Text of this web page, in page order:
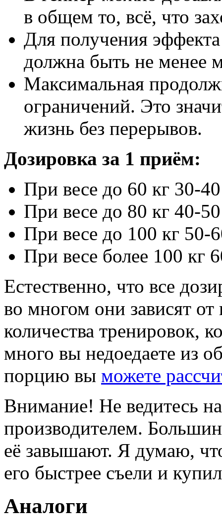
в общем то, всё, что
Для получения
должна быть не менее
Максимальная
ограничений. Это
жизнь без перерывов.
Дозировка за 1 приём:
При весе до 60 кг 30-
При весе до 80 кг 40-
При весе до 100 кг 50-
При весе более 100 кг
Естественно, что все
во многом они зависят
количества тренировок,
много вы недоедаете из
порцию вы можете
Внимание! Не ведитесь на
производителем.
её завышают. Я думаю,
его быстрее съели и
Аналоги